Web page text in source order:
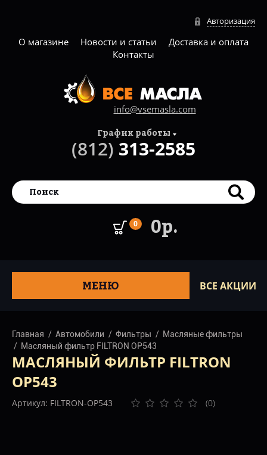
Авторизация
О магазине Новости и статьи
Доставка и оплата
Контакты
info@vsemasla.com
0 0р.
График работы
(812) 313-2585
МЕНЮ ВСЕ АКЦИИ
Главная Автомобили Фильтры
Масляные фильтры
Масляный фильтр FILTRON OP543
МАСЛЯНЫЙ ФИЛЬТР FILTRON
OP543
Артикул: FILTRON-OP543 (0)